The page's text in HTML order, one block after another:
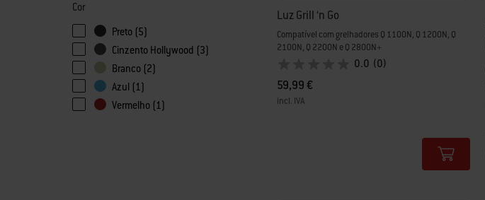
Cor
Preto (5)
Cinzento Hollywood (3)
Branco (2)
Azul (1)
Vermelho (1)
Luz Grill ‘n Go
Compatível com grelhadores Q 1100N, Q 1200N, Q
2100N, Q 2200N e Q 2800N+
0.0 (0)
59,99 €
incl. IVA